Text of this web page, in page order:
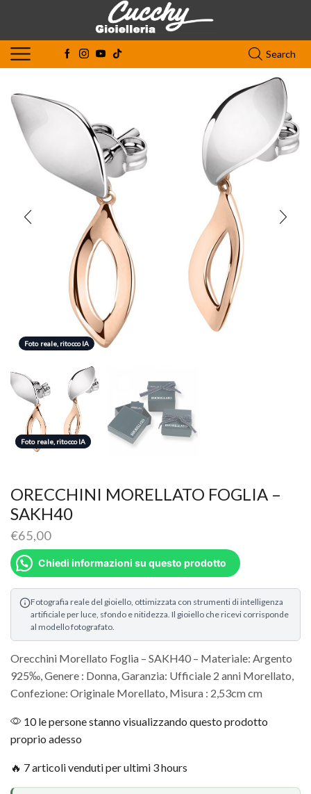
Search
Foto reale, ritocco IA
Foto reale, ritocco IA
Foto reale, ritocco IA
ORECCHINI MORELLATO FOGLIA –
SAKH40
€65,00
Chiedi informazioni su questo prodotto
Fotografia reale del gioiello, ottimizzata con strumenti di intelligenza
artificiale per luce, sfondo e nitidezza. Il gioiello che ricevi corrisponde
al modello fotografato.
Orecchini Morellato Foglia – SAKH40 – Materiale: Argento
925‰, Genere : Donna, Garanzia: Ufficiale 2 anni Morellato,
Confezione: Originale Morellato, Misura : 2,53cm cm
10 le persone stanno visualizzando questo prodotto
proprio adesso
🔥 7 articoli venduti per ultimi 3 hours